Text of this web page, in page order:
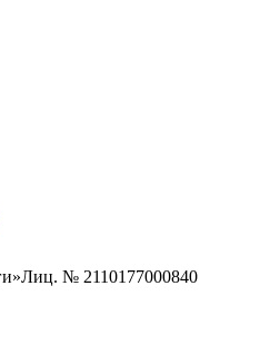
Лиц. № 2110177000840